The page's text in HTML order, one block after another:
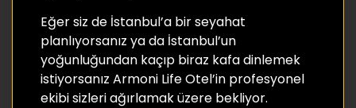
Eğer siz de İstanbul’a bir seyahat
planlıyorsanız ya da İstanbul’un
yoğunluğundan kaçıp biraz kafa dinlemek
istiyorsanız Armoni Life Otel’in profesyonel
ekibi sizleri ağırlamak üzere bekliyor.